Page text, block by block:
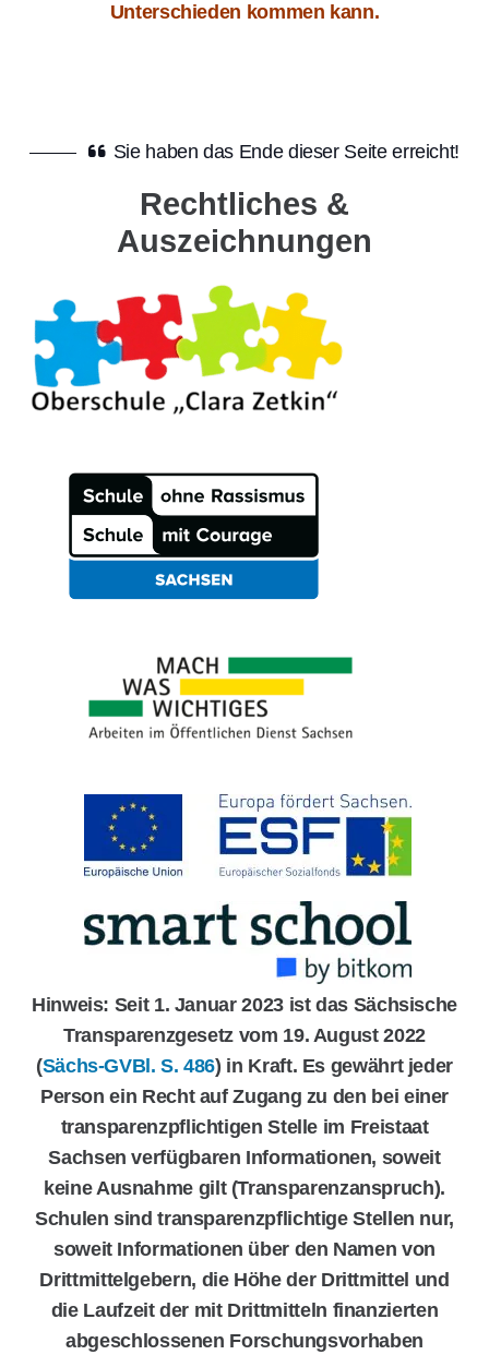
Unterschieden kommen kann.
Sie haben das Ende dieser Seite erreicht!
Rechtliches &
Auszeichnungen
Hinweis: Seit 1. Januar 2023 ist das Sächsische
Transparenzgesetz vom 19. August 2022
(Sächs-GVBl. S. 486) in Kraft. Es gewährt jeder
Person ein Recht auf Zugang zu den bei einer
transparenzpflichtigen Stelle im Freistaat
Sachsen verfügbaren Informationen, soweit
keine Ausnahme gilt (Transparenzanspruch).
Schulen sind transparenzpflichtige Stellen nur,
soweit Informationen über den Namen von
Drittmittelgebern, die Höhe der Drittmittel und
die Laufzeit der mit Drittmitteln finanzierten
abgeschlossenen Forschungsvorhaben